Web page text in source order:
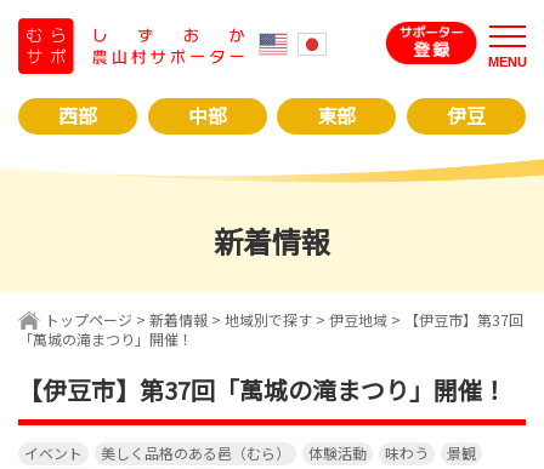
MENU
へ
プ
西部 中部 東部 伊豆
新着情報
トップページ > 新着情報 > 地域別で探す > 伊豆地域 >
【伊豆市】第37回
「萬城の滝まつり」開催！
【伊豆市】第37回「萬城の滝まつり」開催！
イベント 美しく品格のある邑（むら） 体験活動 味わう
景観